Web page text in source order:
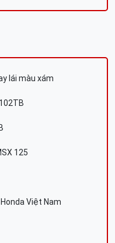
lái màu xám
125
Việt Nam